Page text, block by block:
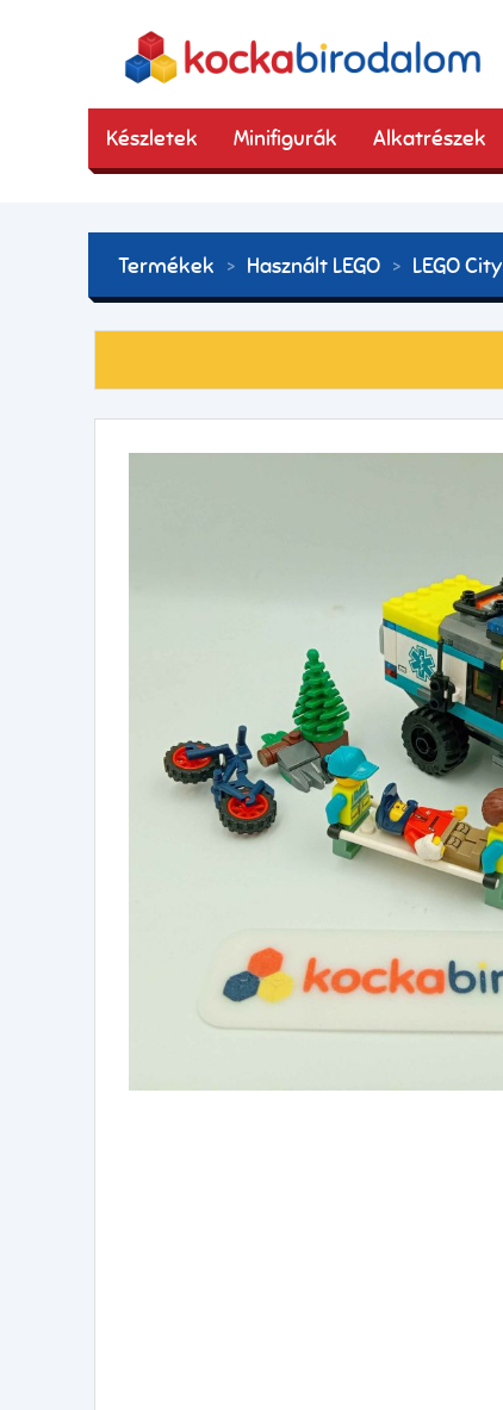
Készletek Minifigurák Alkatrészek
Termékek Használt LEGO LEGO City